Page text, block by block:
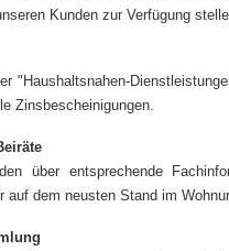
Kunden zur Verfügung
"Haushaltsnahen-
Zinsbescheinigungen.
über entsprechende
auf dem neusten Stand im